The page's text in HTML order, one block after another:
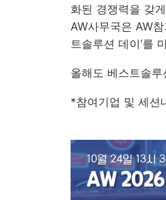
화된 경쟁력을 갖
AW사무국은 AW
트솔루션 데이’를
올해도 베스트솔
*참여기업 및 세션